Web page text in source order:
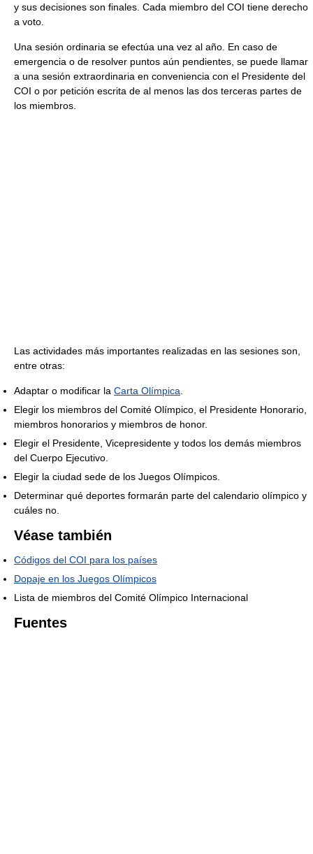
y sus decisiones son finales. Cada miembro del COI tiene derecho
a voto.
Una sesión ordinaria se efectúa una vez al año. En caso de
emergencia o de resolver puntos aún pendientes, se puede llamar
a una sesión extraordinaria en conveniencia con el Presidente del
COI o por petición escrita de al menos las dos terceras partes de
los miembros.
Las actividades más importantes realizadas en las sesiones son,
entre otras:
Adaptar o modificar la Carta Olímpica
Elegir los miembros del Comité Olímpico, el Presidente Honorario,
miembros honorarios y miembros de honor.
Elegir el Presidente, Vicepresidente y todos los demás miembros
del Cuerpo Ejecutivo.
Elegir la ciudad sede de los Juegos Olímpicos.
Determinar qué deportes formarán parte del calendario olímpico y
cuáles no.
Véase también
Códigos del COI para los países
Dopaje en los Juegos Olímpicos
Lista de miembros del Comité Olímpico Internacional
Fuentes